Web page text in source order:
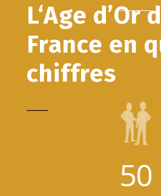
L‘Age d’Or
France en
chiffres
50